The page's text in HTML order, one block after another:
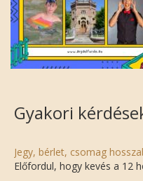
Gyakori
Jegy, bérlet, csomag
Előfordul, hogy kevés a 12